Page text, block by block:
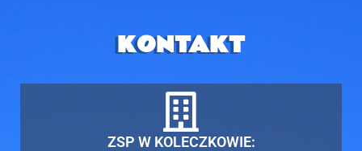
KONTAKT
ZSP W KOLECZKOWIE: